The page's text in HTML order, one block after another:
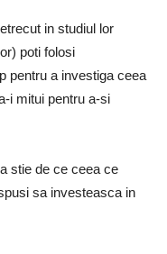
in studiul lor
poti folosi
pentru a investiga ceea
i mitui pentru a-si
stie de ce ceea ce
sa investeasca in